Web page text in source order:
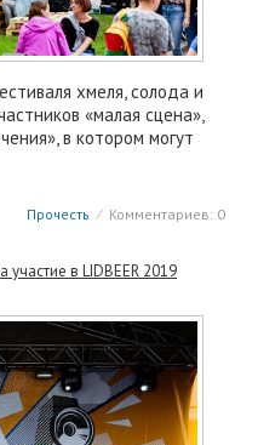
хмеля, солода и
«малая сцена»,
в котором могут
Прочесть ⁄ Комментариев: 0
участие в LIDBEER 2019